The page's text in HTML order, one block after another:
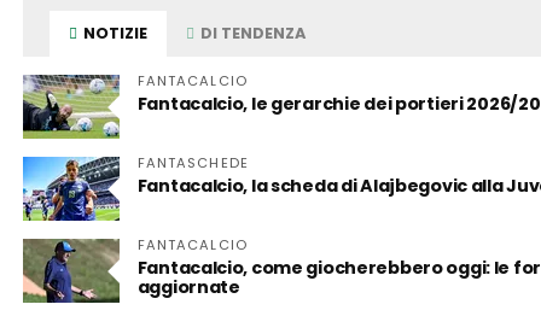
NOTIZIE DI TENDENZA
FANTACALCIO
Fantacalcio, le gerarchie dei portieri 2026/
FANTASCHEDE
Fantacalcio, la scheda di Alajbegovic alla
FANTACALCIO
Fantacalcio, come giocherebbero oggi: le
aggiornate